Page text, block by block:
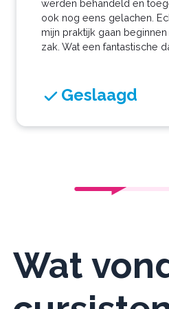
werden behandeld en
ook nog eens gelachen.
mijn praktijk gaan
zak. Wat een fantastische
Geslaagd
Wat